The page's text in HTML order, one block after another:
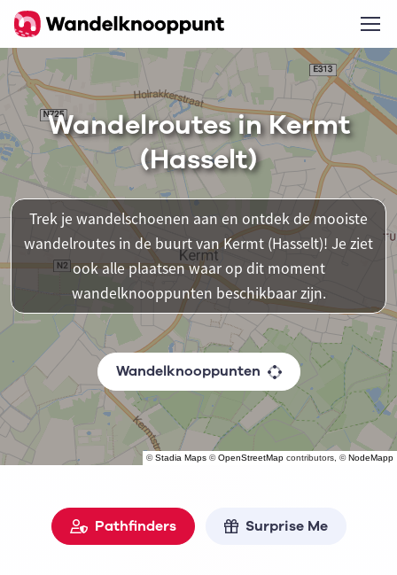
©Stadia Maps ©OpenStreetMap contributors, ©NodeMapp
Wandelroutes in Kermt
(Hasselt)
Trek je wandelschoenen aan en ontdek de mooiste
wandelroutes in de buurt van Kermt (Hasselt)! Je ziet
ook alle plaatsen waar op dit moment
wandelknooppunten beschikbaar zijn.
Wandelknooppunten
Pathfinders Surprise Me